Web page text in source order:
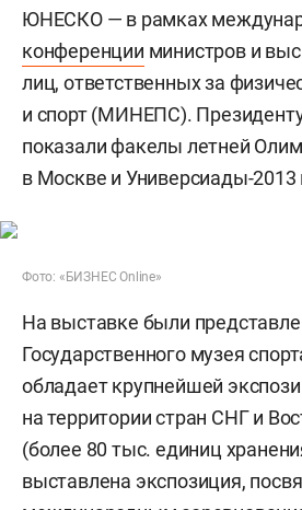
ЮНЕСКО — в рамках
конференции министров и
лиц, ответственных за
и спорт (МИНЕПС).
показали факелы летней
в Москве и Универсиады-2013
Фото: «БИЗНЕС Online»
На выставке были
Государственного музея
обладает крупнейшей
на территории стран СНГ и
(более 80 тыс. единиц
выставлена экспозиция,